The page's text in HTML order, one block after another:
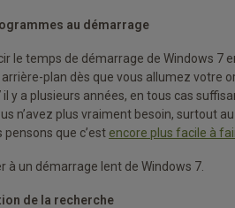
au démarrage
le temps de démarrage de Windows 7
plan dès que vous allumez votre
y a plusieurs années, en tous cas
n’avez plus vraiment besoin, surtout
pensons que c’est encore plus facile à
à un démarrage lent de Windows 7.
de la recherche